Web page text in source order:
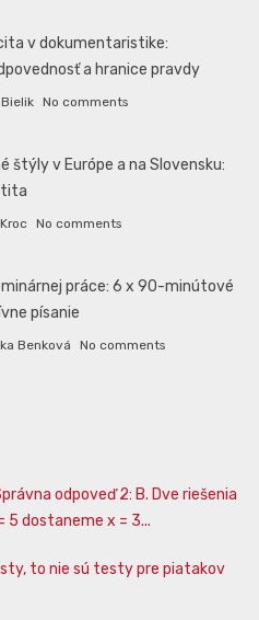
v dokumentaristike:
a hranice pravdy
No comments
štýly v Európe a na Slovensku:
No comments
práce: 6 x 90-minútové
písanie
Benková No comments
odpoveď 2: B. Dve riešenia
5 dostaneme x = 3...
to nie sú testy pre piatakov